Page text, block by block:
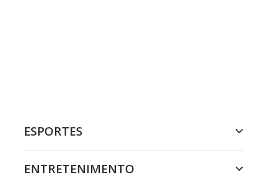
ESPORTES
ENTRETENIMENTO